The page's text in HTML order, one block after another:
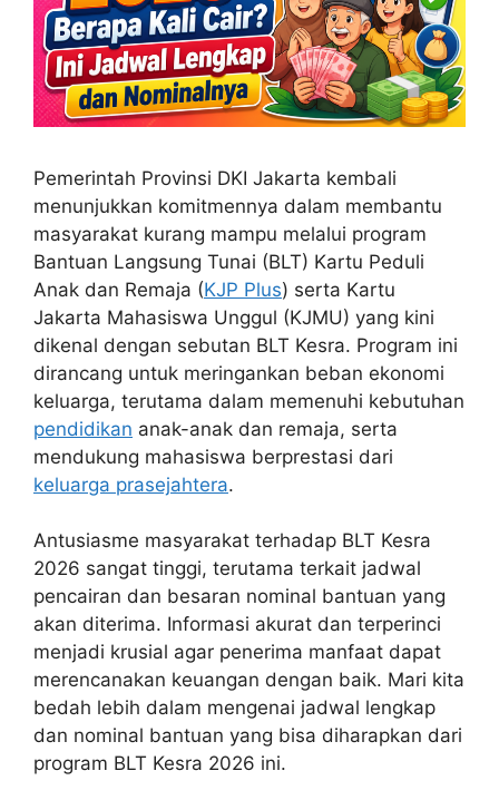
Pemerintah Provinsi DKI Jakarta kembali
menunjukkan komitmennya dalam membantu
masyarakat kurang mampu melalui program
Bantuan Langsung Tunai (BLT) Kartu Peduli
Anak dan Remaja (KJP Plus) serta Kartu
Jakarta Mahasiswa Unggul (KJMU) yang kini
dikenal dengan sebutan BLT Kesra. Program ini
dirancang untuk meringankan beban ekonomi
keluarga, terutama dalam memenuhi kebutuhan
pendidikan anak-anak dan remaja, serta
mendukung mahasiswa berprestasi dari
keluarga prasejahtera.
Antusiasme masyarakat terhadap BLT Kesra
2026 sangat tinggi, terutama terkait jadwal
pencairan dan besaran nominal bantuan yang
akan diterima. Informasi akurat dan terperinci
menjadi krusial agar penerima manfaat dapat
merencanakan keuangan dengan baik. Mari kita
bedah lebih dalam mengenai jadwal lengkap
dan nominal bantuan yang bisa diharapkan dari
program BLT Kesra 2026 ini.